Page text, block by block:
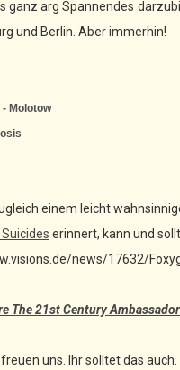
ganz arg Spannendes
und Berlin. Aber immerhin!
Molotow
einem leicht
erinnert, kann und
news/17632/
The 21st Century
uns. Ihr solltet das